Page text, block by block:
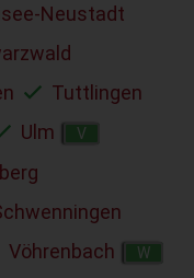
Neustadt
Tuttlingen
Ulm V
Vöhrenbach W